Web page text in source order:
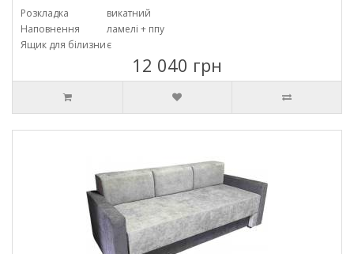
Розкладка
викатний
Наповнення
ламелі + ппу
Ящик для білизниє
12 040 грн